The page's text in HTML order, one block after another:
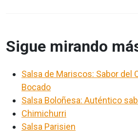
Sigue mirando
Salsa de Mariscos: Sabor del
Bocado
Salsa Boloñesa: Auténtico
Chimichurri
Salsa Parisien